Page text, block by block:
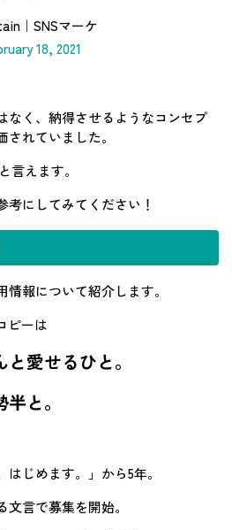
｜SNSマーケ
18, 2021
なく、納得させるようなコンセプ
されていました。
言えます。
考にしてみてください！
報について紹介します。
ピーは
愛せるひと。
と。
じめます。」から5年。
言で募集を開始。